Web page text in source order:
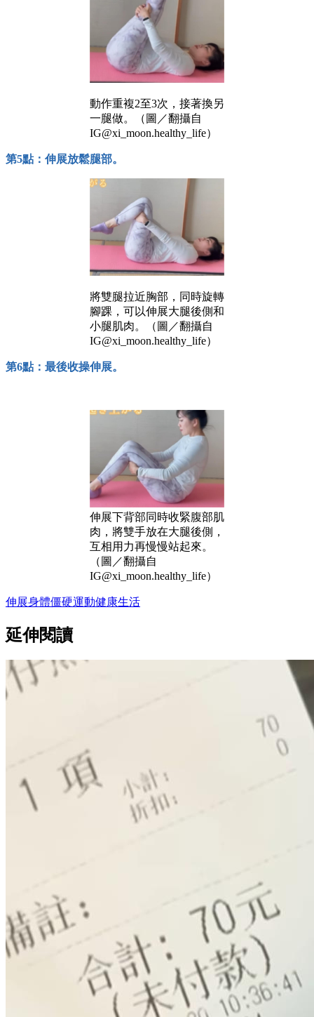
動作重複2至3次，接著換另
一腿做。（圖／翻攝自
IG@xi_moon.healthy_life）
第5點：伸展放鬆腿部。
將雙腿拉近胸部，同時旋轉
腳踝，可以伸展大腿後側和
小腿肌肉。（圖／翻攝自
IG@xi_moon.healthy_life）
第6點：最後收操伸展。
伸展下背部同時收緊腹部肌
肉，將雙手放在大腿後側，
互相用力再慢慢站起來。
（圖／翻攝自
IG@xi_moon.healthy_life）
伸展身體僵硬運動健康生活
延伸閱讀